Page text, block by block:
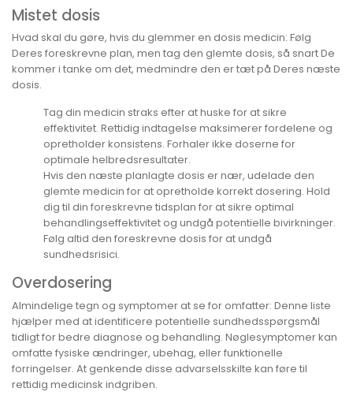
Mistet dosis
Hvad skal du gøre, hvis du glemmer en dosis medicin: Følg
Deres foreskrevne plan, men tag den glemte dosis, så snart De
kommer i tanke om det, medmindre den er tæt på Deres næste
dosis.
Tag din medicin straks efter at huske for at sikre
effektivitet. Rettidig indtagelse maksimerer fordelene og
opretholder konsistens. Forhaler ikke doserne for
optimale helbredsresultater.
Hvis den næste planlagte dosis er nær, udelade den
glemte medicin for at opretholde korrekt dosering. Hold
dig til din foreskrevne tidsplan for at sikre optimal
behandlingseffektivitet og undgå potentielle bivirkninger.
Følg altid den foreskrevne dosis for at undgå
sundhedsrisici.
Overdosering
Almindelige tegn og symptomer at se for omfatter: Denne liste
hjælper med at identificere potentielle sundhedsspørgsmål
tidligt for bedre diagnose og behandling. Nøglesymptomer kan
omfatte fysiske ændringer, ubehag, eller funktionelle
forringelser. At genkende disse advarselsskilte kan føre til
rettidig medicinsk indgriben.